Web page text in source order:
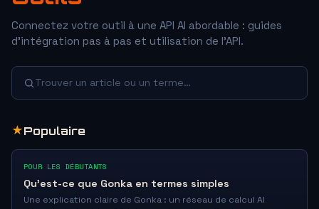
Connectez votre outil à une API AI abordable : guides
d'intégration pas à pas et utilisation de l'API.
Trouver un article ou un terme…
★Populaire
POUR LES DÉBUTANTS
Qu'est-ce que Gonka en termes simples
Une explication claire de Gonka : un réseau de calcul AI